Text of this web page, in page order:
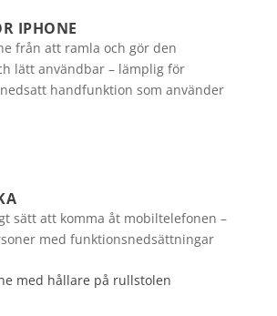
IPHONE
från att ramla och gör den
lätt användbar – lämplig för
handfunktion som använder
sätt att komma åt mobiltelefonen –
med funktionsnedsättningar